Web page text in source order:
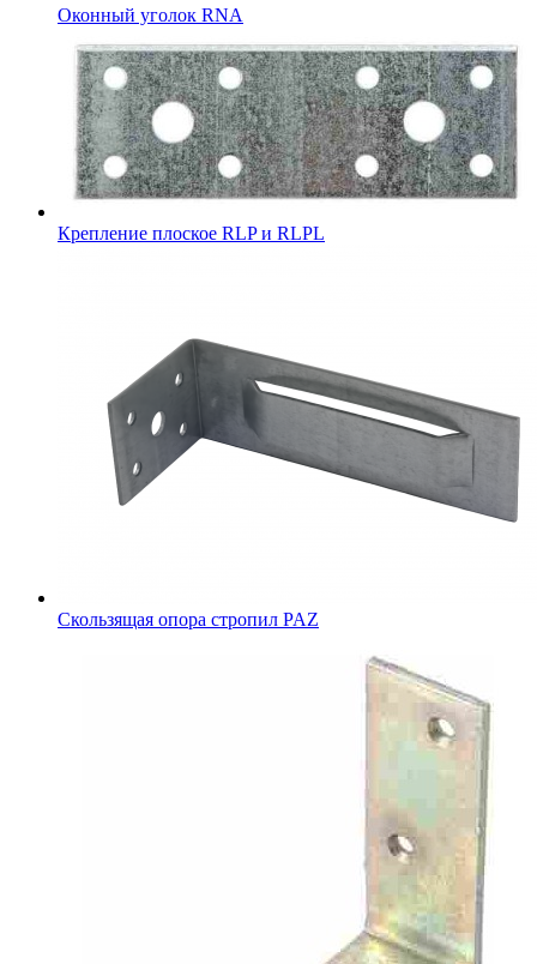
Оконный уголок RNA
Крепление плоское RLP и RLPL
Скользящая опора стропил PAZ